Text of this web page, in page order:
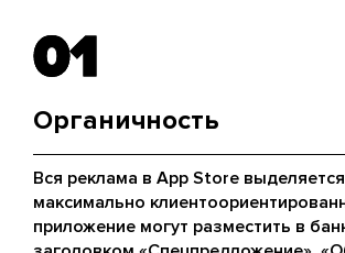
01
01
Органичность
Вся реклама в App Store выделяется
максимально
приложение могут разместить в